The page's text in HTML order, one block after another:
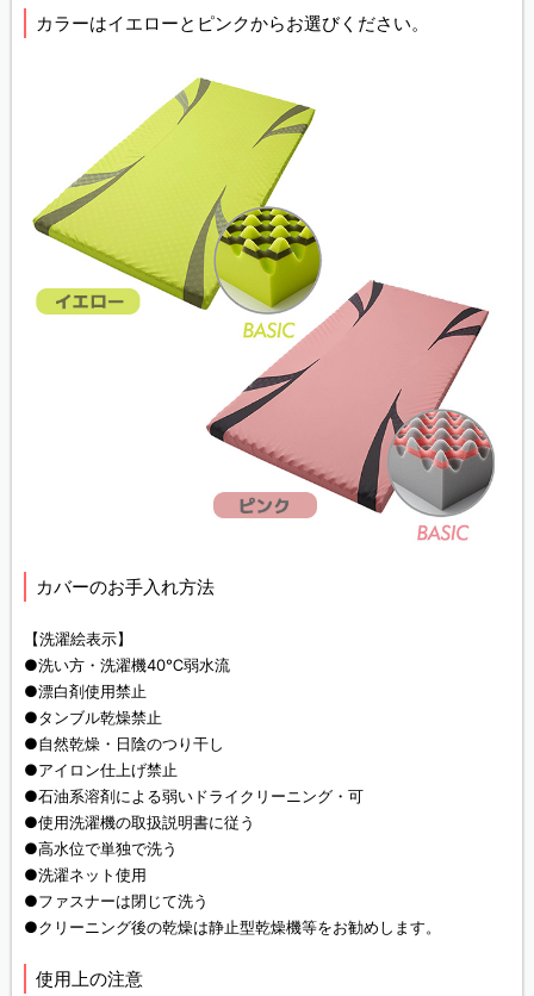
カラーはイエローとピンクからお選びください。
カバーのお手入れ方法
【洗濯絵表示】
●洗い方・洗濯機40℃弱水流
●漂白剤使用禁止
●タンブル乾燥禁止
●自然乾燥・日陰のつり干し
●アイロン仕上げ禁止
●石油系溶剤による弱いドライクリーニング・可
●使用洗濯機の取扱説明書に従う
●高水位で単独で洗う
●洗濯ネット使用
●ファスナーは閉じて洗う
●クリーニング後の乾燥は静止型乾燥機等をお勧めします。
使用上の注意